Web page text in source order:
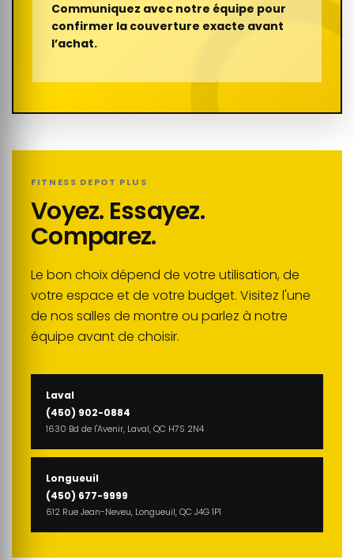
Communiquez avec notre équipe pour
confirmer la couverture exacte avant
l’achat.
FITNESS DEPOT PLUS
Voyez. Essayez.
Comparez.
Le bon choix dépend de votre utilisation, de
votre espace et de votre budget. Visitez l'une
de nos salles de montre ou parlez à notre
équipe avant de choisir.
Laval
(450) 902-0884
1630 Bd de l'Avenir, Laval, QC H7S 2N4
Longueuil
(450) 677-9999
612 Rue Jean-Neveu, Longueuil, QC J4G 1P1